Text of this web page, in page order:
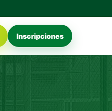
Inscripciones